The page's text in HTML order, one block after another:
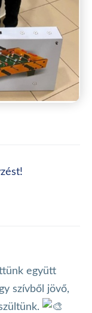
együtt
szívből jövő,